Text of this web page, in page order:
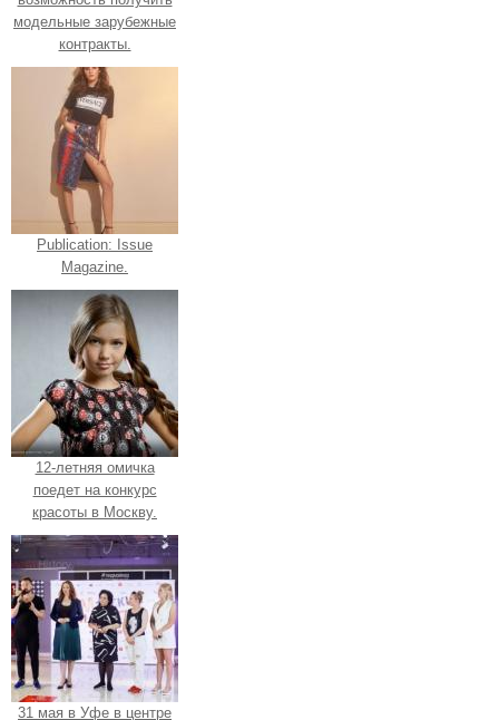
модельные зарубежные
контракты.
Publication: Issue
Magazine.
12-летняя омичка
поедет на конкурс
красоты в Москву.
31 мая в Уфе в центре